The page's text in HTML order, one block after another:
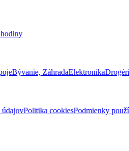
Bývanie, ZáhradaElektronika
údajovPolitika cookiesPodmienky